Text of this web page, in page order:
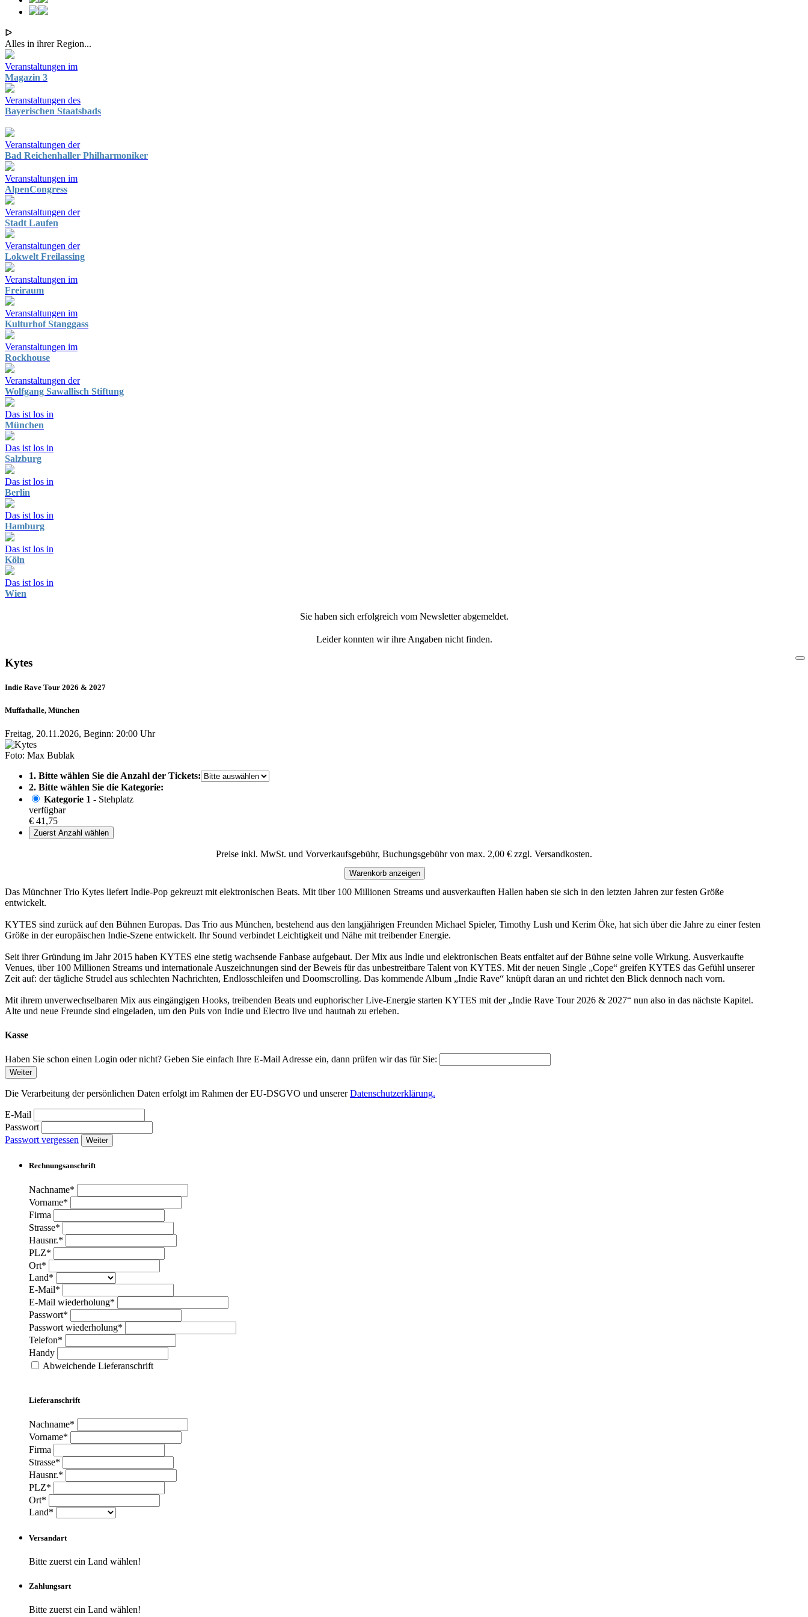
ᐅ
Alles in ihrer Region...
Veranstaltungen im
Magazin 3
Veranstaltungen des
Bayerischen Staatsbads
Veranstaltungen der
Bad Reichenhaller Philharmoniker
Veranstaltungen im
AlpenCongress
Veranstaltungen der
Stadt Laufen
Veranstaltungen der
Lokwelt Freilassing
Veranstaltungen im
Freiraum
Veranstaltungen im
Kulturhof Stanggass
Veranstaltungen im
Rockhouse
Veranstaltungen der
Wolfgang Sawallisch Stiftung
Das ist los in
München
Das ist los in
Salzburg
Das ist los in
Berlin
Das ist los in
Hamburg
Das ist los in
Köln
Das ist los in
Wien
Sie haben sich erfolgreich vom Newsletter abgemeldet.
Leider konnten wir ihre Angaben nicht finden.
Kytes
Indie Rave Tour 2026 & 2027
Muffathalle, München
Freitag, 20.11.2026, Beginn: 20:00 Uhr
Foto: Max Bublak
1. Bitte wählen Sie die Anzahl der Tickets:
2. Bitte wählen Sie die Kategorie:
Kategorie 1 - Stehplatz
verfügbar
€ 41,75
Zuerst Anzahl wählen
Preise inkl. MwSt. und Vorverkaufsgebühr, Buchungsgebühr von max. 2,00 € zzgl. Versandkosten.
Warenkorb anzeigen
Das Münchner Trio Kytes liefert Indie-Pop gekreuzt mit elektronischen Beats. Mit über 100 Millionen Streams und ausverkauften Hallen haben sie sich in den letzten Jahren zur festen Größe
entwickelt.
KYTES sind zurück auf den Bühnen Europas. Das Trio aus München, bestehend aus den langjährigen Freunden Michael Spieler, Timothy Lush und Kerim Öke, hat sich über die Jahre zu einer festen
Größe in der europäischen Indie-Szene entwickelt. Ihr Sound verbindet Leichtigkeit und Nähe mit treibender Energie.
Seit ihrer Gründung im Jahr 2015 haben KYTES eine stetig wachsende Fanbase aufgebaut. Der Mix aus Indie und elektronischen Beats entfaltet auf der Bühne seine volle Wirkung. Ausverkaufte
Venues, über 100 Millionen Streams und internationale Auszeichnungen sind der Beweis für das unbestreitbare Talent von KYTES. Mit der neuen Single „Cope“ greifen KYTES das Gefühl unserer
Zeit auf: der tägliche Strudel aus schlechten Nachrichten, Endlosschleifen und Doomscrolling. Das kommende Album „Indie Rave“ knüpft daran an und richtet den Blick dennoch nach vorn.
Mit ihrem unverwechselbaren Mix aus eingängigen Hooks, treibenden Beats und euphorischer Live-Energie starten KYTES mit der „Indie Rave Tour 2026 & 2027“ nun also in das nächste Kapitel.
Alte und neue Freunde sind eingeladen, um den Puls von Indie und Electro live und hautnah zu erleben.
Kasse
Haben Sie schon einen Login oder nicht? Geben Sie einfach Ihre E-Mail Adresse ein, dann prüfen wir das für Sie:
Weiter
Die Verarbeitung der persönlichen Daten erfolgt im Rahmen der EU-DSGVO und unsererDatenschutzerklärung.
E-Mail
Passwort
Passwort vergessen
Weiter
Rechnungsanschrift
Nachname*
Vorname*
Firma
Strasse*
Hausnr.*
PLZ*
Ort*
Land*
E-Mail*
E-Mail wiederholung*
Passwort*
Passwort wiederholung*
Telefon*
Handy
Abweichende Lieferanschrift
Lieferanschrift
Nachname*
Vorname*
Firma
Strasse*
Hausnr.*
PLZ*
Ort*
Land*
Versandart
Bitte zuerst ein Land wählen!
Zahlungsart
Bitte zuerst ein Land wählen!